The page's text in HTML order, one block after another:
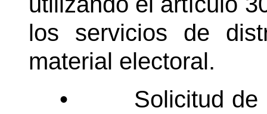
los servicios de
material electoral.
•
Solicitud